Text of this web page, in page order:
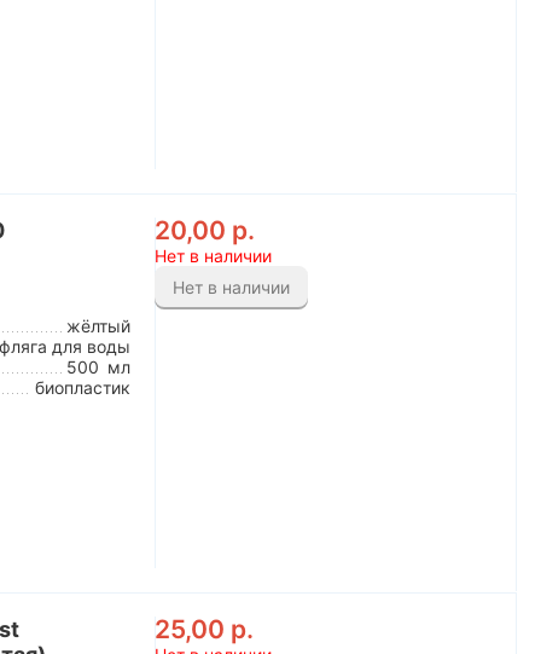
жёлтый
фляга для воды
500 мл
биопластик
20,00 р.
Нет в наличии
Нет в наличии
25,00 р.